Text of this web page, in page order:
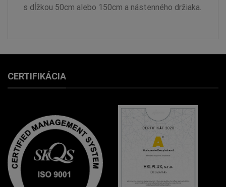
s dĺžkou 50cm alebo 150cm a nástenného držiaka.
CERTIFIKÁCIA